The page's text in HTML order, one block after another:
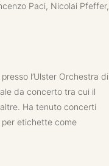
Paci, Nicolai Pfeffer,
l’Ulster Orchestra di
da concerto tra cui il
Ha tenuto concerti
per etichette come